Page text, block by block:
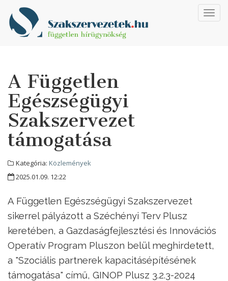
A Független
Egészségügyi
Szakszervezet
támogatása
Kategória: Közlemények
2025.01.09. 12:22
A Független Egészségügyi Szakszervezet
sikerrel pályázott a Széchényi Terv Plusz
keretében, a Gazdaságfejlesztési és Innovációs
Operatív Program Pluszon belül meghirdetett,
a "Szociális partnerek kapacitásépítésének
támogatása" című, GINOP Plusz 3.2.3-2024